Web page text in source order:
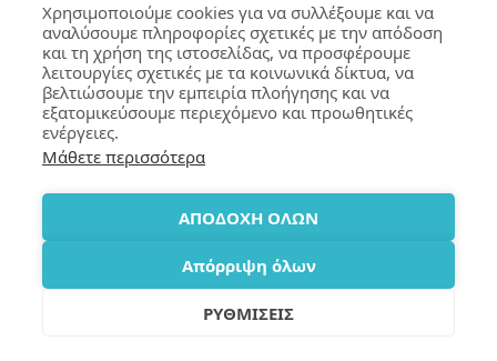
ΓΚΟΥΜΑ Design
Πνευματικά Δικαιώματα © 2026 Όλα τα δικαιώματα κατοχυρωμένα
Όροι|Προστασία Προσωπικών Δεδομένων|Προσβασιμότητα
Χρησιμοποιούμε cookies για να συλλέξουμε και να
αναλύσουμε πληροφορίες σχετικές με την απόδοση
και τη χρήση της ιστοσελίδας, να προσφέρουμε
λειτουργίες σχετικές με τα κοινωνικά δίκτυα, να
βελτιώσουμε την εμπειρία πλοήγησης και να
εξατομικεύσουμε περιεχόμενο και προωθητικές
ενέργειες.
Μάθετε περισσότερα
ΑΠΟΔΟΧΗ ΟΛΩΝ
Απόρριψη όλων
ΡΥΘΜΙΣΕΙΣ